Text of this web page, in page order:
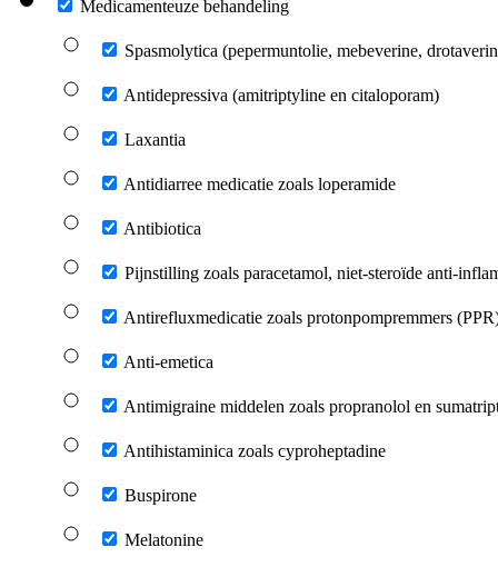
Medicamenteuze behandeling
Spasmolytica (pepermuntolie, mebeverine,
Antidepressiva (amitriptyline en citaloporam)
Laxantia
Antidiarree medicatie zoals loperamide
Antibiotica
Pijnstilling zoals paracetamol, niet-steroïde anti-
Antirefluxmedicatie zoals protonpompremmers
Anti-emetica
Antimigraine middelen zoals propranolol en
Antihistaminica zoals cyproheptadine
Buspirone
Melatonine